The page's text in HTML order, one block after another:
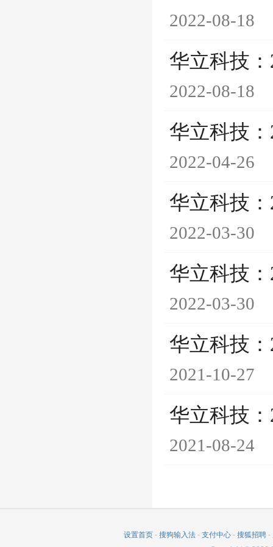
2022-08-18
华立科技
2022-08-18
华立科技
2022-04-26
华立科技
2022-03-30
华立科技
2022-03-30
华立科技
2021-10-27
华立科技
2021-08-24
设置首页 - 搜狗输入法 - 支付中心 - 搜狐招聘 -